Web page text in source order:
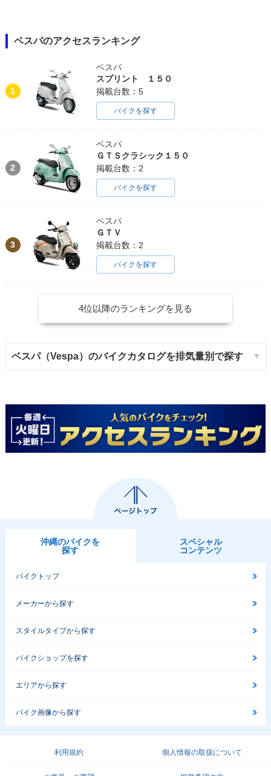
ベスパのアクセスランキング
1
ベスパ
スプリント １５０
掲載台数：5
バイクを探す
2
ベスパ
ＧＴＳクラシック１５０
掲載台数：2
バイクを探す
3
ベスパ
ＧＴＶ
掲載台数：2
バイクを探す
4位以降のランキングを見る
ベスパ（Vespa）のバイクカタログを排気量別で探す
沖縄のバイクを
探す
スペシャル
コンテンツ
バイクトップ
メーカーから探す
スタイルタイプから探す
バイクショップを探す
エリアから探す
バイク画像から探す
利用規約 個人情報の取扱について